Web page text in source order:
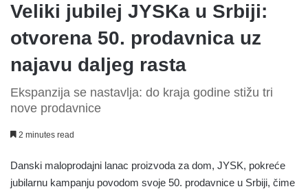
Veliki jubilej JYSKa u Srbiji:
otvorena 50. prodavnica uz
najavu daljeg rasta
Ekspanzija se nastavlja: do kraja godine stižu tri
nove prodavnice
2 minutes read
Danski maloprodajni lanac proizvoda za dom, JYSK, pokreće
jubilarnu kampanju povodom svoje 50. prodavnice u Srbiji, čime